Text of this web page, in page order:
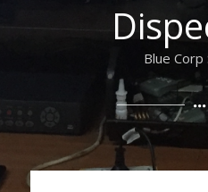
Blue